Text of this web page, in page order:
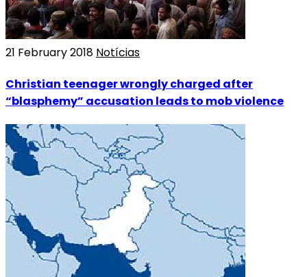
21 February 2018 Notícias
Christian teenager wrongly charged after
“blasphemy” accusation leads to mob violence